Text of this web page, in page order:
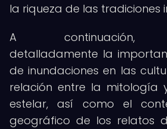
la riqueza de las tradiciones
A continuación,
detalladamente la
de inundaciones en las
relación entre la mitología
estelar, así como el
geográfico de los relatos